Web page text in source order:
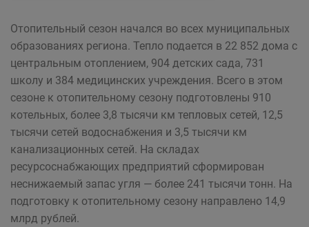
Отопительный сезон начался во всех муниципальных
образованиях региона. Тепло подается в 22 852 дома с
центральным отоплением, 904 детских сада, 731
школу и 384 медицинских учреждения. Всего в этом
сезоне к отопительному сезону подготовлены 910
котельных, более 3,8 тысячи км тепловых сетей, 12,5
тысячи сетей водоснабжения и 3,5 тысячи км
канализационных сетей. На складах
ресурсоснабжающих предприятий сформирован
неснижаемый запас угля — более 241 тысячи тонн. На
подготовку к отопительному сезону направлено 14,9
млрд рублей.